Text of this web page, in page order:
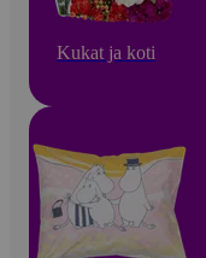
Kukat ja koti